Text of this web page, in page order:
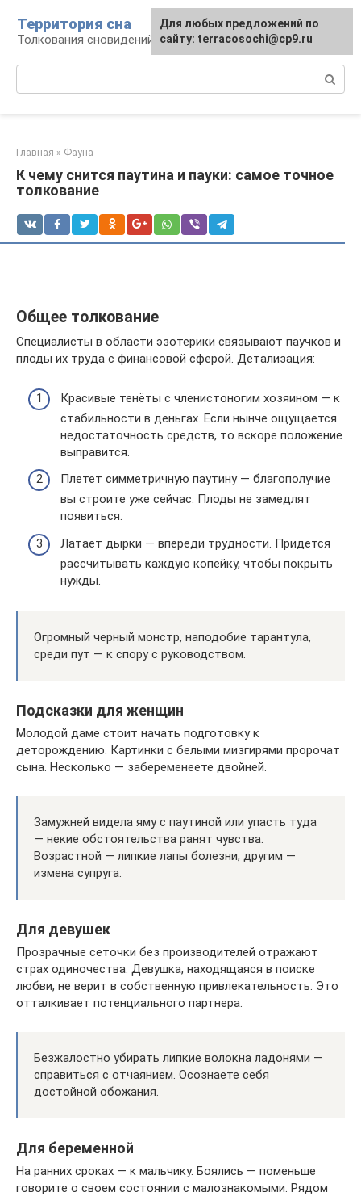
контенту
Территория сна
Толкования сновидений
Главная » Фауна
К чему снится паутина и пауки: самое точное
толкование
Общее толкование
Специалисты в области эзотерики связывают паучков и
плоды их труда с финансовой сферой. Детализация:
Красивые тенёты с членистоногим хозяином — к
стабильности в деньгах. Если нынче ощущается
недостаточность средств, то вскоре положение
выправится.
Плетет симметричную паутину — благополучие
вы строите уже сейчас. Плоды не замедлят
появиться.
Латает дырки — впереди трудности. Придется
рассчитывать каждую копейку, чтобы покрыть
нужды.
Огромный черный монстр, наподобие тарантула,
среди пут — к спору с руководством.
Подсказки для женщин
Молодой даме стоит начать подготовку к
деторождению. Картинки с белыми мизгирями пророчат
сына. Несколько — забеременеете двойней.
Замужней видела яму с паутиной или упасть туда
— некие обстоятельства ранят чувства.
Возрастной — липкие лапы болезни; другим —
измена супруга.
Для девушек
Прозрачные сеточки без производителей отражают
страх одиночества. Девушка, находящаяся в поиске
любви, не верит в собственную привлекательность. Это
отталкивает потенциального партнера.
Безжалостно убирать липкие волокна ладонями —
справиться с отчаянием. Осознаете себя
достойной обожания.
Для беременной
На ранних сроках — к мальчику. Боялись — поменьше
говорите о своем состоянии с малознакомыми. Рядом
Для любых предложений по
сайту: terracosochi@cp9.ru